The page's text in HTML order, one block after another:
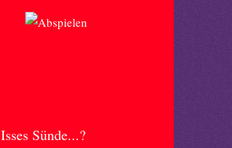
Isses Sünde...?